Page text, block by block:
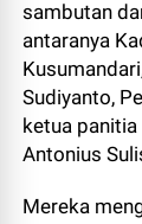
sambutan
antaranya
Sudiyanto,
ketua panitia
Antonius
Mereka